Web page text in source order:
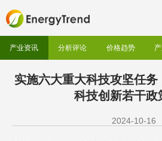
产业资讯 分析评论 价格趋势
实施六大重大科技攻坚任
科技创新若干政
2024-10-16